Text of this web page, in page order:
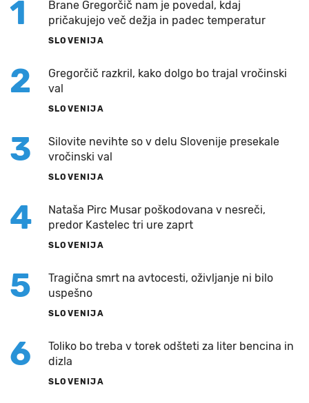
1
Brane Gregorčič nam je povedal, kdaj
pričakujejo več dežja in padec temperatur
SLOVENIJA
2
Gregorčič razkril, kako dolgo bo trajal vročinski
val
SLOVENIJA
3
Silovite nevihte so v delu Slovenije presekale
vročinski val
SLOVENIJA
4
Nataša Pirc Musar poškodovana v nesreči,
predor Kastelec tri ure zaprt
SLOVENIJA
5
Tragična smrt na avtocesti, oživljanje ni bilo
uspešno
SLOVENIJA
6
Toliko bo treba v torek odšteti za liter bencina in
dizla
SLOVENIJA